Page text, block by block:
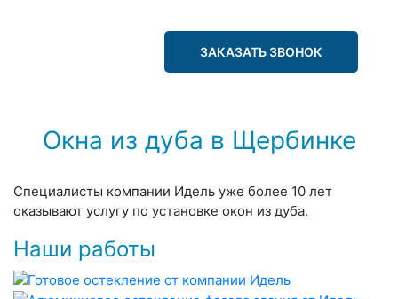
ЗАКАЗАТЬ ЗВОНОК
Окна из дуба в Щербинке
Специалисты компании Идель уже более 10 лет
оказывают услугу по установке окон из дуба.
Наши работы